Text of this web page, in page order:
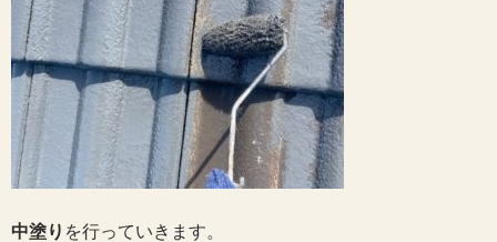
中塗り を行っていきます。